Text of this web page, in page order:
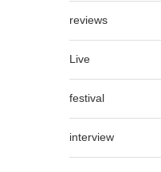
reviews
Live
festival
interview